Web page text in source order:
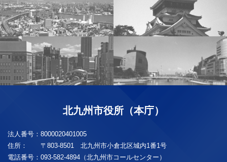
北九州市役所（本庁）
法人番号： 8000020401005
住所：
〒803-8501 北九州市小倉北区城内1番1号
電話番号： 093-582-4894（北九州市コールセンター）